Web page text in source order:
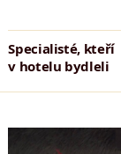
Specialisté, kteří
v hotelu bydleli